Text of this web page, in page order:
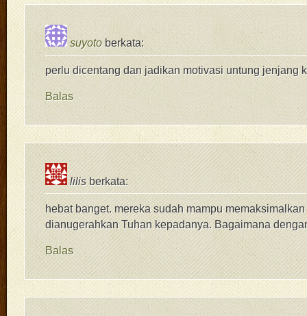
suyoto berkata:
perlu dicentang dan jadikan motivasi untung jenjang
Balas
lilis berkata:
hebat banget. mereka sudah mampu
dianugerahkan Tuhan kepadanya. Bagaimana
Balas